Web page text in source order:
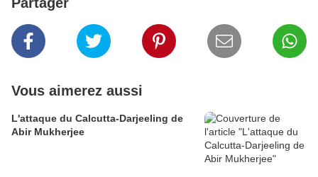
Vous aimerez aussi
L'attaque du Calcutta-Darjeeling de
Abir Mukherjee